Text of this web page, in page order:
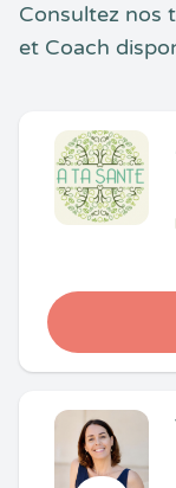
Consultez nos
et Coach